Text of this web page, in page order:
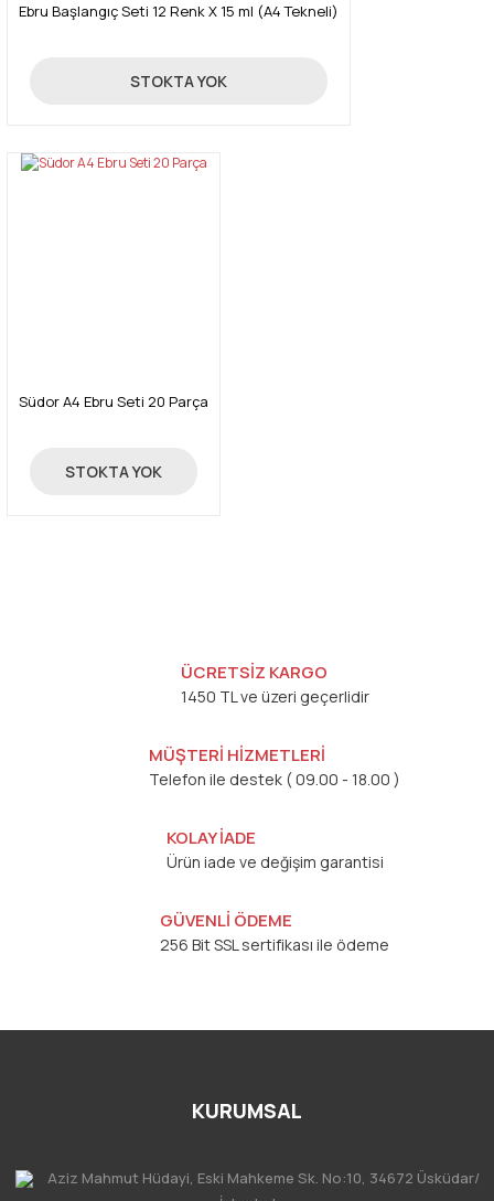
Ebru Başlangıç Seti 12 Renk X 15 ml (A4 Tekneli)
650,00 TL
STOKTA YOK
Südor A4 Ebru Seti 20 Parça
479,00 TL
STOKTA YOK
ÜCRETSİZ KARGO
1450 TL ve üzeri geçerlidir
MÜŞTERİ HİZMETLERİ
Telefon ile destek ( 09.00 - 18.00 )
KOLAY İADE
Ürün iade ve değişim garantisi
GÜVENLİ ÖDEME
256 Bit SSL sertifikası ile ödeme
KURUMSAL
Aziz Mahmut Hüdayi, Eski Mahkeme Sk. No:10, 34672 Üsküdar/